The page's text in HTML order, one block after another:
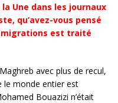
Une dans les journaux
qu’avez-vous pensé
migrations est traité
avec plus de recul,
le monde entier est
Bouazizi n’était